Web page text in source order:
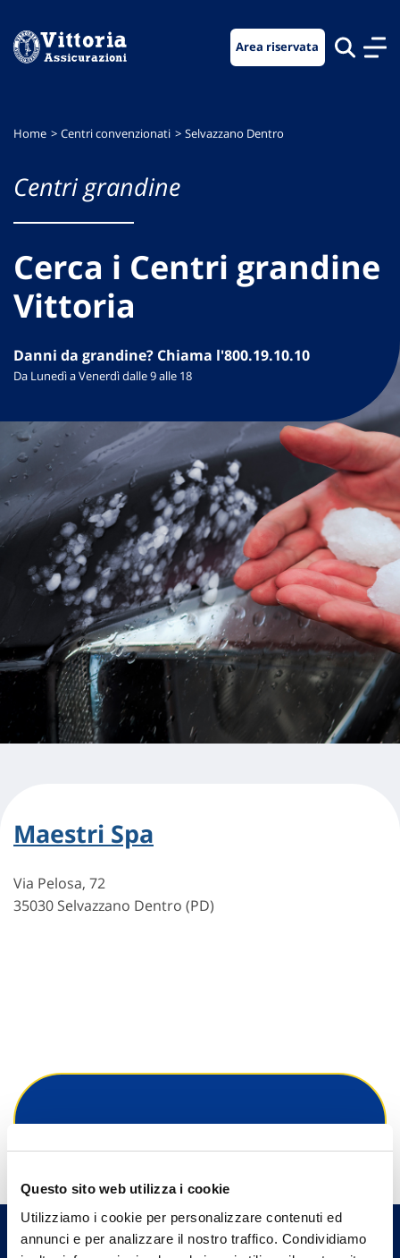
Questo sito web utilizza i cookie
Utilizziamo i cookie per personalizzare contenuti ed
annunci e per analizzare il nostro traffico. Condividiamo
menu
contenuto
footer
Area riservata
Home Centri convenzionati Selvazzano Dentro
Centri grandine
Cerca i Centri grandine
Vittoria
Danni da grandine? Chiama l'800.19.10.10
Da Lunedì a Venerdì dalle 9 alle 18
Maestri Spa
Via Pelosa, 72
35030 Selvazzano Dentro (PD)
Trova l'Agenzia più vicina a te e parla con
un nostro Agente.